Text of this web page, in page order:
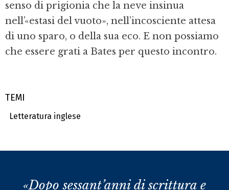
TEMI
Letteratura inglese
senso di prigionia che la neve insinua
nell’«estasi del vuoto», nell’incosciente attesa
di uno sparo, o della sua eco. E non possiamo
che essere grati a Bates per questo incontro.
«Dopo sessant’anni di scrittura e